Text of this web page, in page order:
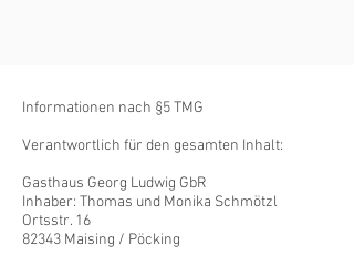
Informationen nach §5 TMG
Verantwortlich für den gesamten Inhalt:
Gasthaus Georg Ludwig GbR
Inhaber: Thomas und Monika Schmötzl
Ortsstr. 16
82343 Maising / Pöcking